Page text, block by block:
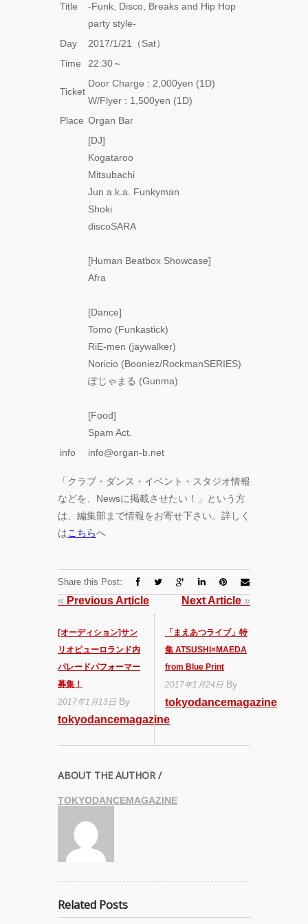
Title
-Funk, Disco, Breaks and Hip Hop
party style-
Day
2017/1/21（Sat）
Time
22:30～
Ticket
Door Charge : 2,000yen (1D)
W/Flyer : 1,500yen (1D)
Place Organ Bar
[DJ]
Kogataroo
Mitsubachi
Jun a.k.a. Funkyman
Shoki
discoSARA
[Human Beatbox Showcase]
Afra
[Dance]
Tomo (Funkastick)
RiE-men (jaywalker)
Noricio (Booniez/RockmanSERIES)
ぽじゃまる (Gunma)
[Food]
Spam Act.
info
info@organ-b.net
「クラブ・ダンス・イベント・スタジオ情報
などを、Newsに掲載させたい！」という方
は、編集部まで情報をお寄せ下さい。詳しく
はこちらへ
Share this Post:
« Previous Article
[オーディション]サン
リオピューロランド内
パレードパフォーマー
募集！
2017年1月13日 By
tokyodancemagazine
Next Article »
「まえあつライブ」特
集 ATSUSHI×MAEDA
from Blue Print
2017年1月24日 By
tokyodancemagazine
ABOUT THE AUTHOR /
TOKYODANCEMAGAZINE
Related Posts